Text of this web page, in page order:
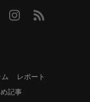
レポート
記事